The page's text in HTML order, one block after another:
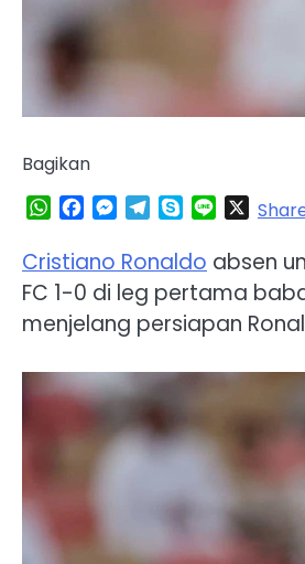
Bagikan
WhatsApp
Facebook
Messenger
Telegram
SkypeLine X
Cristiano Ronaldo absen
FC 1-0 di leg pertama
menjelang persiapan